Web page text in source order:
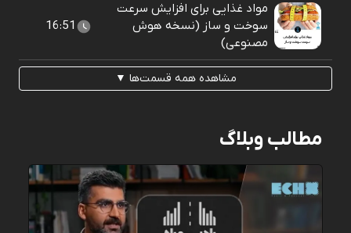
مواد غذایی برای افزایش سرعت
سوخت و ساز (نسخه هوش
مصنوعی)
16:51
مشاهده همه قسمت‌ها ▼
مطالب وبلاگ